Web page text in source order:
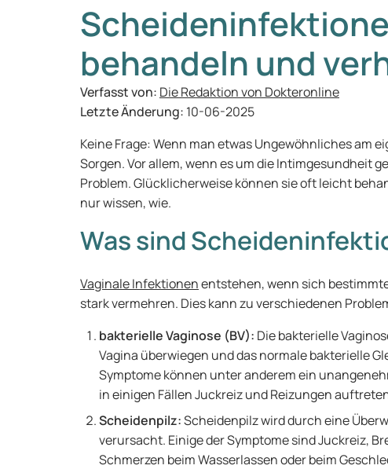
behandeln und
Verfasst von: Die Redaktion von Dokteronline
Letzte Änderung: 10-06-2025
Keine Frage: Wenn man etwas Ungewöhnliches am
Sorgen. Vor allem, wenn es um die Intimgesundheit
Problem. Glücklicherweise können sie oft leicht
nur wissen, wie.
Was sind
Vaginale Infektionenentstehen, wenn sich
stark vermehren. Dies kann zu verschiedenen
bakterielle Vaginose (BV): Die bakterielle
Vagina überwiegen und das normale bakterielle
Symptome können unter anderem ein
in einigen Fällen Juckreiz und Reizungen
Scheidenpilz:Scheidenpilz wird durch eine
verursacht. Einige der Symptome sind Juckreiz,
Schmerzen beim Wasserlassen oder beim